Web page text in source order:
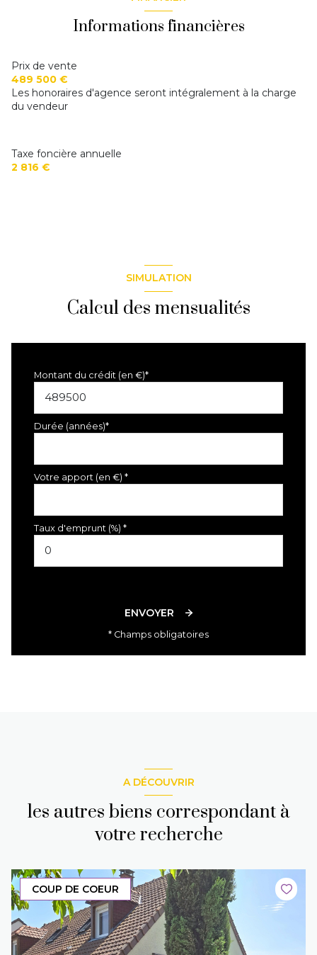
construit en 1953
cuisine séparée (équipée)
Chauffage individuel : chaudière (gaz)
3 niveau(x)
Informations financières
Prix de vente
489 500 €
Les honoraires d'agence seront intégralement à la charge
du vendeur
Taxe foncière annuelle
2 816 €
SIMULATION
Calcul des mensualités
Montant du crédit (en €)*
Durée (années)*
Votre apport (en €) *
Taux d'emprunt (%) *
ENVOYER
* Champs obligatoires
A DÉCOUVRIR
les autres biens correspondant à
votre recherche
COUP DE COEUR